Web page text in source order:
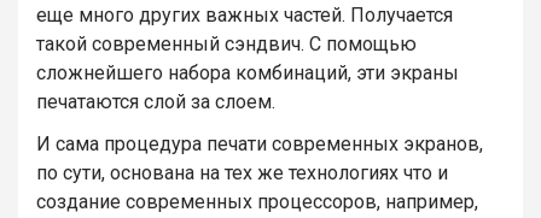
еще много других важных частей. Получается
такой современный сэндвич. С помощью
сложнейшего набора комбинаций, эти экраны
печатаются слой за слоем.
И сама процедура печати современных экранов,
по сути, основана на тех же технологиях что и
создание современных процессоров, например,